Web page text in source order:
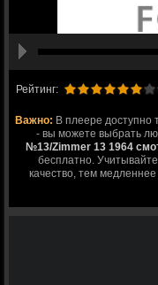
Рейтинг:
Важно: В плеере доступно
- вы можете выбрать
№13/Zimmer 13 1964
бесплатно.
качество, тем